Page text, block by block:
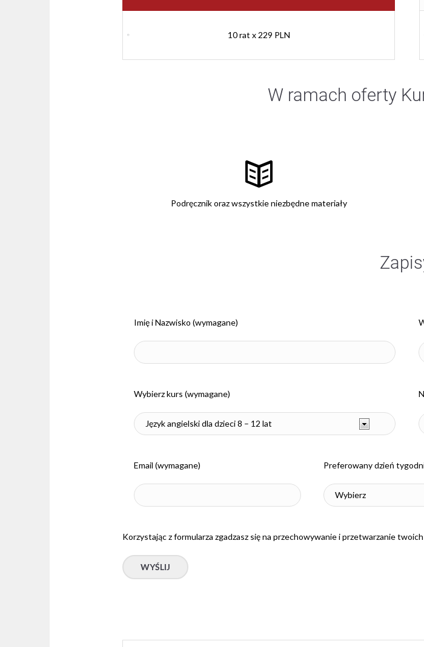
10 rat x 229 PLN
W ramach oferty
Podręcznik oraz wszystkie niezbędne materiały
Imię i Nazwisko (wymagane)
Wybierz kurs (wymagane)
Email (wymagane) Preferowany dzień
Korzystając z formularza zgadzasz się na przechowywanie i przetwarzanie